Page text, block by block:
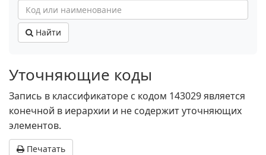
Найти
Уточняющие коды
Запись в классификаторе с кодом 143029 является
конечной в иерархии и не содержит уточняющих
элементов.
Печатать